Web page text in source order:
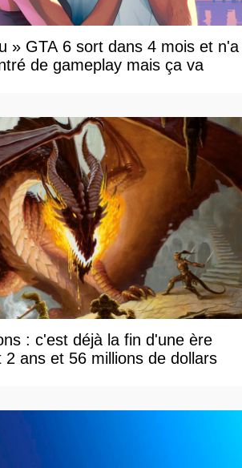
» GTA 6 sort dans 4 mois et n'a
de gameplay mais ça va
: c'est déjà la fin d'une ère
2 ans et 56 millions de dollars